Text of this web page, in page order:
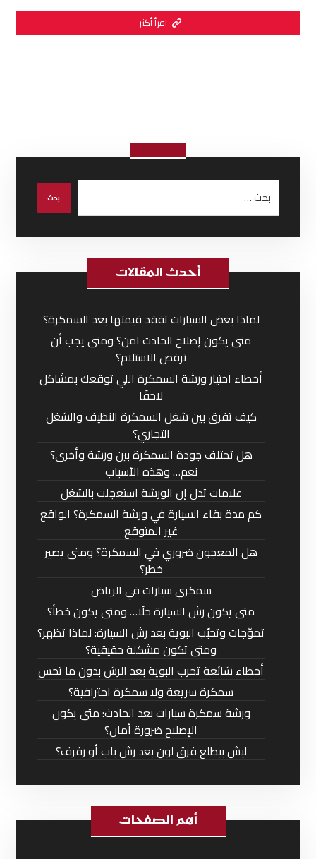
اقرأ أكثر
أحدث المقالات
لماذا بعض السيارات تفقد قيمتها بعد السمكرة؟
متى يكون إصلاح الحادث آمن؟ ومتى يجب أن
ترفض الاستلام؟
أخطاء اختيار ورشة السمكرة اللي توقعك بمشاكل
لاحقًا
كيف تفرق بين شغل السمكرة النظيف والشغل
التجاري؟
هل تختلف جودة السمكرة بين ورشة وأخرى؟
نعم… وهذه الأسباب
علامات تدل إن الورشة استعجلت بالشغل
كم مدة بقاء السيارة في ورشة السمكرة؟ الواقع
غير المتوقع
هل المعجون ضروري في السمكرة؟ ومتى يصير
خطر؟
سمكري سيارات في الرياض
متى يكون رش السيارة حلًا… ومتى يكون خطأ؟
تموّجات وتحبّب البوية بعد رش السيارة: لماذا تظهر؟
ومتى تكون مشكلة حقيقية؟
أخطاء شائعة تخرب البوية بعد الرش بدون ما تحس
سمكرة سريعة ولا سمكرة احترافية؟
ورشة سمكرة سيارات بعد الحادث: متى يكون
الإصلاح ضرورة أمان؟
ليش بيطلع فرق لون بعد رش باب أو رفرف؟
أهم الصفحات